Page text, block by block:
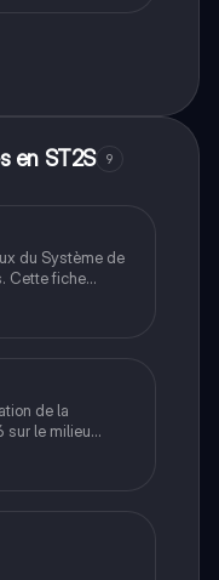
en ST2S 9
du Système de
Cette fiche
des méthodes
de
de la
sur le milieu
de révision pour
le
Idéal pour les